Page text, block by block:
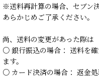
※送料再計算の場合、セブン
あらかじめご了承ください。
尚、送料の変更があった際は
○ 銀行振込の場合： 送料を
ます。
○ カード決済の場合： 返金処